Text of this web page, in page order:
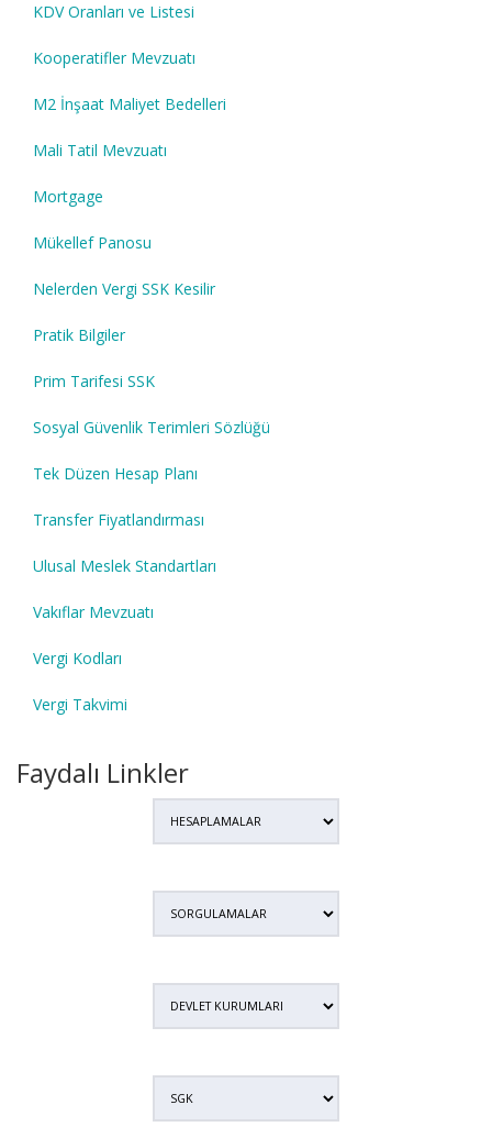
KDV Oranları ve Listesi
Kooperatifler Mevzuatı
M2 İnşaat Maliyet Bedelleri
Mali Tatil Mevzuatı
Mortgage
Mükellef Panosu
Nelerden Vergi SSK Kesilir
Pratik Bilgiler
Prim Tarifesi SSK
Sosyal Güvenlik Terimleri Sözlüğü
Tek Düzen Hesap Planı
Transfer Fiyatlandırması
Ulusal Meslek Standartları
Vakıflar Mevzuatı
Vergi Kodları
Vergi Takvimi
Faydalı Linkler